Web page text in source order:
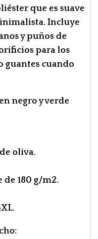
que es suave
Incluye
y puños de
para los
guantes cuando
negro y verde
oliva.
de 180 g/m2.